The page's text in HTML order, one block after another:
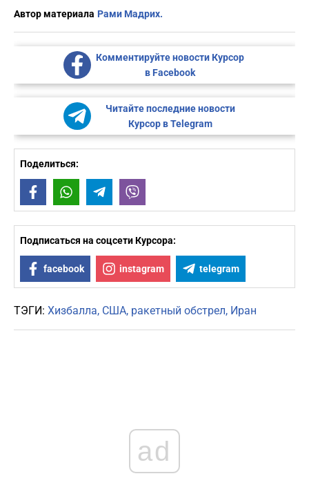
Автор материала Рами Мадрих.
Комментируйте новости Курсор
в Facebook
Читайте последние новости
Курсор в Telegram
Поделиться:
FacebookWhatsAppTelegram
Подписаться на соцсети Курсора:
facebook instagram telegram
ТЭГИ: Хизбалла США ракетный обстрел Иран
ad